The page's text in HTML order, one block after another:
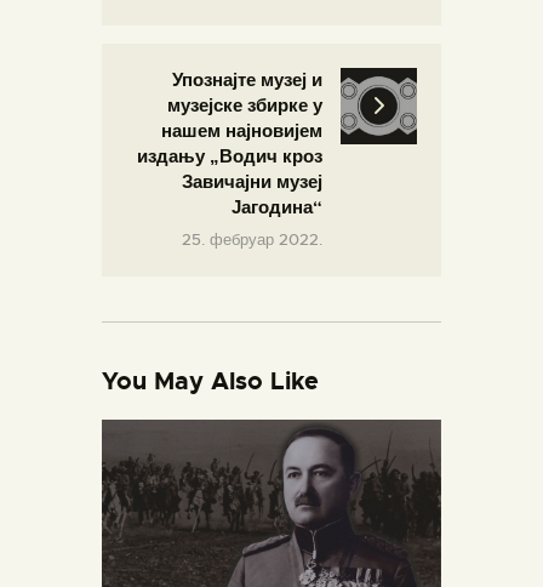
Упознајте музеј и
музејске збирке у
нашем најновијем
издању „Водич кроз
Завичајни музеј
Јагодина“
25. фебруар 2022.
You May Also Like